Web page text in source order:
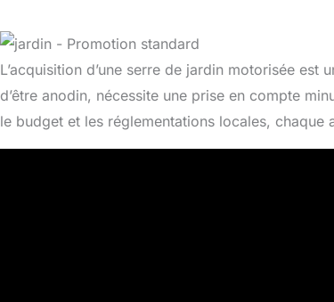
L’acquisition d’une serre de jardin motorisée
d’être anodin, nécessite une prise en compte
le budget et les réglementations locales, chaque